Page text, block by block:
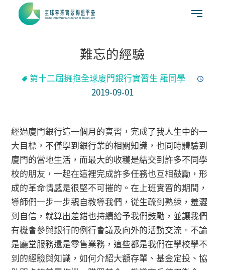
難忘的經驗
第十二屆擁抱全球廈門銀行實習生 羅同學
2019-09-01
經過廈門銀行這一個月的實習，完成了我人生中的一
大目標，不僅學到銀行業的相關知識，也同時體驗到
廈門的當地生活，而最大的收穫是結交到許多不同學
校的朋友，一起在這裡完成許多任務也互相鼓勵，形
成的革命情感是很堅不可摧的。在上班實習的期間，
導師們一步一步親自教導我們，從生疏到熟練，羞澀
到自信，就算出差錯也持續給予我們鼓勵，並讓我們
有機會參與銀行的例行會議及向外的活動交流。不論
是廳堂服務還是零售業務，這些都是我們在學校學不
到的經驗與知識，如何介紹大額存單、基金定投、協